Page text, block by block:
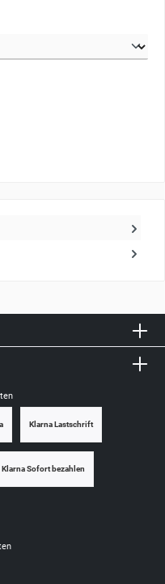
Klarna Lastschrift
Klarna Sofort bezahlen